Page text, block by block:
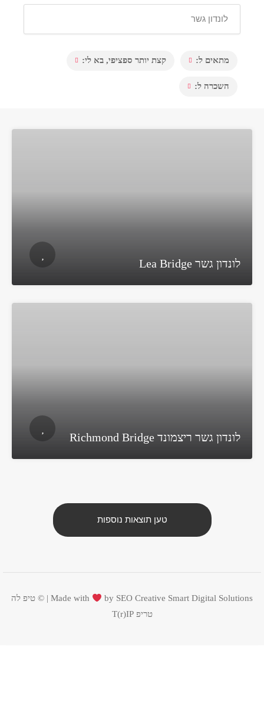
מתאים ל: קצת יותר ספציפי, בא לי:
השכרה ל:
לונדון גשר Lea Bridge
לונדון גשר ריצמונד Richmond Bridge
טען תוצאות נוספות
Made with by SEO Creative Smart Digital Solutions | ©
טיפ לה
טריפ T(r)IP